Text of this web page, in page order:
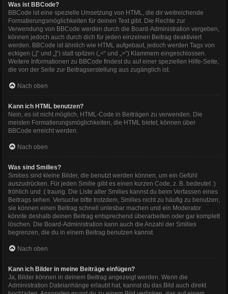
Was ist BBCode?
BBCode ist eine spezielle Umsetzung von HTML, die dir weitreichende
Formatierungsmöglichkeiten für deinen Text gibt. Die Rechte zur
Verwendung von BBCode werden durch die Board-Administration vergeben,
können jedoch auch durch dich für jeden einzelnen Beitrag deaktiviert
werden. BBCode ist ähnlich wie HTML aufgebaut, jedoch werden Tags von
eckigen („[“ und „]“) statt spitzen („<“ und „>“) Klammern eingeschlossen.
Weitere Informationen zu BBCode findest du auf einer speziellen Hilfe-Seite,
die von der Seite zur Beitragserstellung aus zugänglich ist.
Nach oben
Kann ich HTML benutzen?
Nein, es ist nicht möglich, HTML-Code in Beiträgen zu verwenden. Die
meisten Formatierungsmöglichkeiten, die HTML bietet, können über
BBCode erreicht werden.
Nach oben
Was sind Smilies?
Smilies sind kleine Bilder, die benutzt werden können, um ein Gefühl
auszudrücken. Für jeden Smilie gibt es einen kurzen Code, z. B. bedeutet :)
fröhlich und :( traurig. Die Liste aller Smilies kannst du beim Verfassen eines
Beitrags sehen. Versuche bitte trotzdem, Smilies nicht zu häufig zu benutzen,
sie können einen Beitrag schnell unlesbar machen und ein Moderator
könnte deshalb deinen Beitrag entsprechend überarbeiten oder gar komplett
löschen. Die Board-Administration kann auch die Anzahl der Smilies
begrenzen, die du in einem Beitrag benutzen kannst.
Nach oben
Kann ich Bilder in meine Beiträge einfügen?
Ja, Bilder können in deinem Beitrag angezeigt werden. Wenn die
Administration Dateianhänge erlaubt hat, kannst du das Bild auch direkt